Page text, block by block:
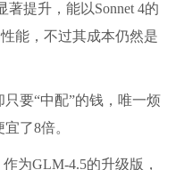
著提升，能以Sonnet 4的
能，不过其成本仍然是
要“中配”的钱，唯一烦
了8倍。
为GLM-4.5的升级版，